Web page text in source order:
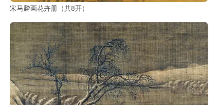
宋马麟画花卉册（共8开）